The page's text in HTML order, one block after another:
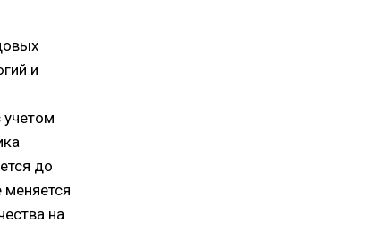
и
до
меняется
на